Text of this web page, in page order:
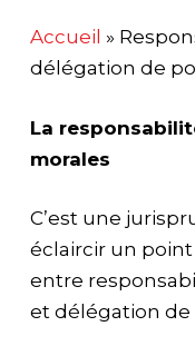
Accueil »
délégation de
La
morales
C’est une
éclaircir un
entre
et délégation de